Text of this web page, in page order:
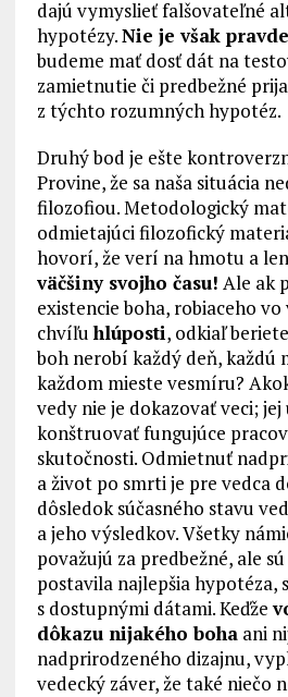
dajú vymyslieť falšovateľné
hypotézy.Nie je však
budeme mať dosť dát na
zamietnutie či predbežné
z týchto rozumných hypotéz.
Druhý bod je ešte
Provine, že sa naša situácia
filozofiou. Metodologický
odmietajúci filozofický
hovorí, že verí na hmotu a
väčšiny svojho času! Ale ak
existencie boha, robiaceho
chvíľuhlúposti, odkiaľ
boh nerobí každý deň, každú
každom mieste vesmíru?
vedy nie je dokazovať veci;
konštruovať fungujúce
skutočnosti. Odmietnuť
a život po smrti je pre vedca
dôsledok súčasného stavu
a jeho výsledkov. Všetky
považujú za predbežné, ale
postavila najlepšia hypotéza,
s dostupnými dátami. Keďže
dôkazu nijakého bohaani
nadprirodzeného dizajnu,
vedecký záver, že také niečo